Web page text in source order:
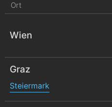
Ort
Wien
Graz
Steiermark